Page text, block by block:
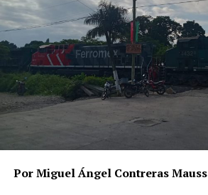
Por Miguel Ángel Contreras Mauss